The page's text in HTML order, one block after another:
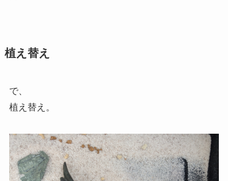
植え替え
で、
植え替え。